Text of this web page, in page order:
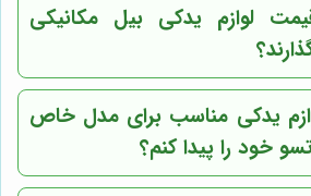
لوازم یدکی بیل مکانیکی
یدکی مناسب برای مدل خاص
خود را پیدا کنم؟